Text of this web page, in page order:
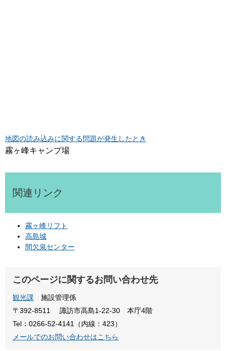
地図の読み込みに関する問題が発生したとき
霧ヶ峰キャンプ場
関連リンク
霧ヶ峰リフト
高島城
間欠泉センター
このページに関するお問い合わせ先
観光課
施設管理係
〒392-8511
諏訪市高島1-22-30 本庁4階
Tel：0266-52-4141（内線：423）
メールでのお問い合わせはこちら